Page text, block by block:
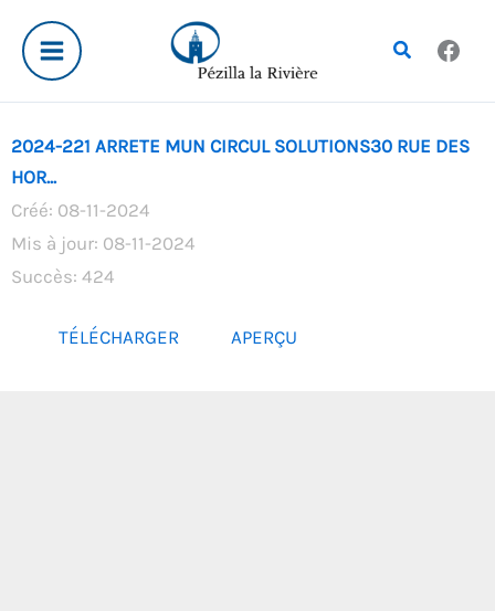
contenu
Rechercher
2024-221 ARRETE MUN CIRCUL SOLUTIONS30 RUE DES
HOR...
Créé: 08-11-2024
Mis à jour: 08-11-2024
Succès: 424
TÉLÉCHARGER APERÇU